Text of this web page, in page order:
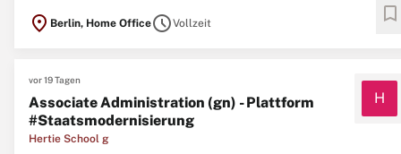
Produktentwicklung und unserem Einsatz für bessere
location_on Berlin, Home OfficescheduleVollzeit bookmark
vor 19 Tagen
Associate Administration (gn) - Plattform
#Staatsmodernisierung
Hertie School g
H